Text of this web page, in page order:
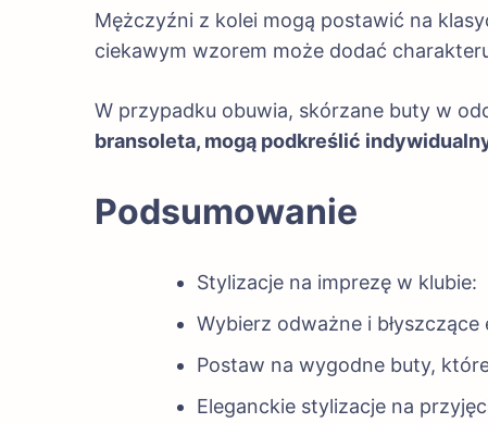
Mężczyźni z kolei mogą postawić na
ciekawym wzorem może dodać
W przypadku obuwia, skórzane buty w
bransoleta, mogą podkreślić
Podsumowanie
Stylizacje na imprezę w klubie:
Wybierz odważne i
Postaw na wygodne buty,
Eleganckie stylizacje na